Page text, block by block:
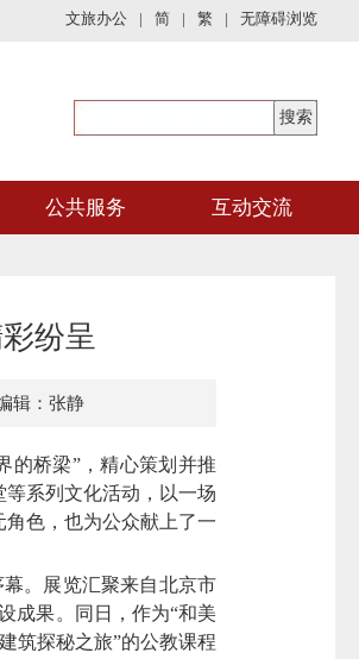
文旅办公 | 简 | 繁 | 无障碍浏览
公共服务 互动交流
纷呈
辑：张静
桥梁”，精心策划并推
系列文化活动，以一场
色，也为公众献上了一
。展览汇聚来自北京市
成果。同日，作为“和美
筑探秘之旅”的公教课程